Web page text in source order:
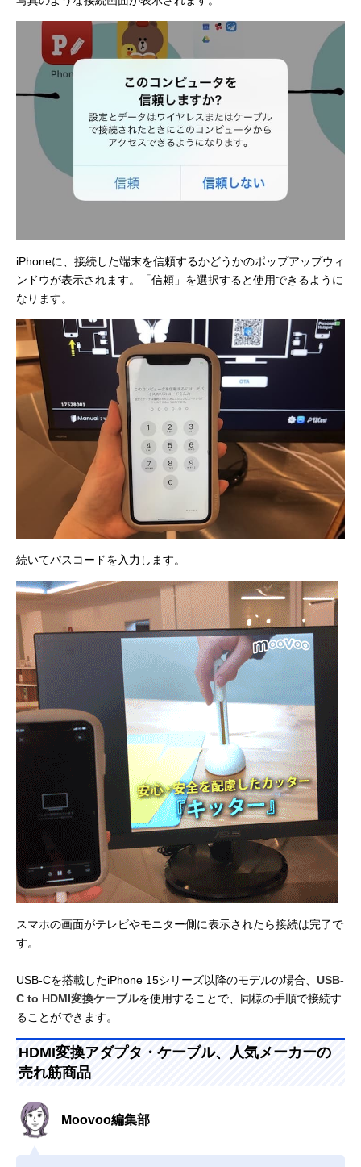
iPhoneに、接続した端末を信頼するかどうかのポップアップウィ
ンドウが表示されます。「信頼」を選択すると使用できるように
なります。
続いてパスコードを入力します。
スマホの画面がテレビやモニター側に表示されたら接続は完了で
す。
USB-Cを搭載したiPhone 15シリーズ以降のモデルの場合、 USB-
C to HDMI変換ケーブルを使用することで、同様の手順で接続す
ることができます。
HDMI変換アダプタ・ケーブル、人気メーカーの
売れ筋商品
Moovoo編集部